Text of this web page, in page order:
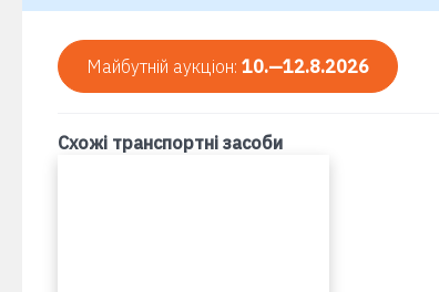
Майбутній аукціон: 10.—12.8.2026
Схожі транспортні засоби